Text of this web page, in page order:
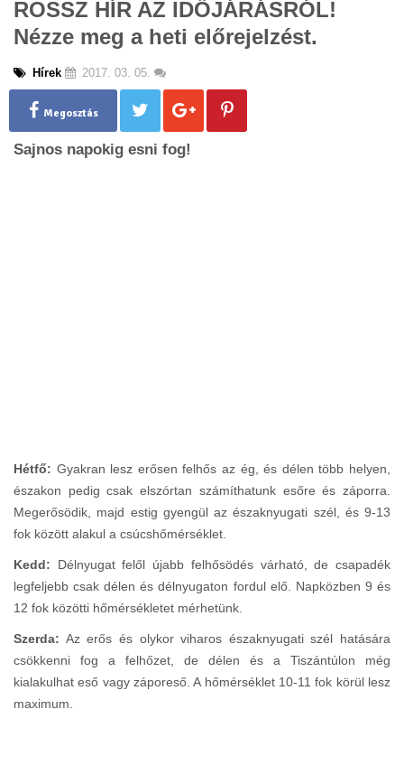
ROSSZ HÍR AZ IDŐJÁRÁSRÓL!
Nézze meg a heti előrejelzést.
Hírek 2017. 03. 05.
Megosztás
Sajnos napokig esni fog!
Hétfő: Gyakran lesz erősen felhős az ég, és délen több helyen,
északon pedig csak elszórtan számíthatunk esőre és záporra.
Megerősödik, majd estig gyengül az északnyugati szél, és 9-13
fok között alakul a csúcshőmérséklet.
Kedd: Délnyugat felől újabb felhősödés várható, de csapadék
legfeljebb csak délen és délnyugaton fordul elő. Napközben 9 és
12 fok közötti hőmérsékletet mérhetünk.
Szerda: Az erős és olykor viharos északnyugati szél hatására
csökkenni fog a felhőzet, de délen és a Tiszántúlon még
kialakulhat eső vagy záporeső. A hőmérséklet 10-11 fok körül lesz
maximum.